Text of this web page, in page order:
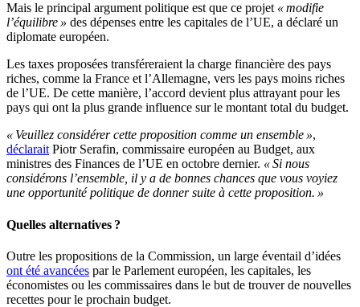
Mais le principal argument politique est que ce projet « modifie
l’équilibre » des dépenses entre les capitales de l’UE, a déclaré un
diplomate européen.
Les taxes proposées transféreraient la charge financière des pays
riches, comme la France et l’Allemagne, vers les pays moins riches
de l’UE. De cette manière, l’accord devient plus attrayant pour les
pays qui ont la plus grande influence sur le montant total du budget.
« Veuillez considérer cette proposition comme un ensemble »,
déclarait Piotr Serafin, commissaire européen au Budget, aux
ministres des Finances de l’UE en octobre dernier. « Si nous
considérons l’ensemble, il y a de bonnes chances que vous voyiez
une opportunité politique de donner suite à cette proposition. »
Quelles alternatives ?
Outre les propositions de la Commission, un large éventail d’idées
ont été avancées par le Parlement européen, les capitales, les
économistes ou les commissaires dans le but de trouver de nouvelles
recettes pour le prochain budget.